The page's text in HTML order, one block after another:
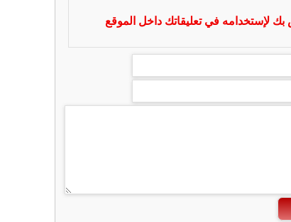
لإستخدامه في تعليقاتك داخل الموقع